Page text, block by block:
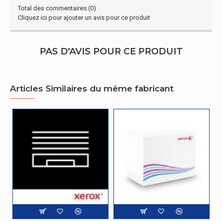
Certificat
Certification CE, UKCA
Détails techniques
Total des commentaires (0)
Cliquez ici pour ajouter un avis pour ce produit
PAS D'AVIS POUR CE PRODUIT
Articles Similaires du même fabricant